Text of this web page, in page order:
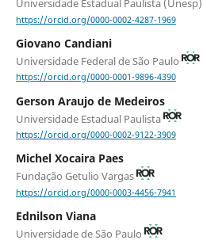
https://orcid.org/0000-0002-4287-1969
Giovano Candiani
Universidade Federal de São Paulo
https://orcid.org/0000-0001-9896-4390
Gerson Araujo de Medeiros
Universidade Estadual Paulista
https://orcid.org/0000-0002-9122-3909
Michel Xocaira Paes
Fundação Getulio Vargas
https://orcid.org/0000-0003-4456-7941
Ednilson Viana
Universidade de São Paulo